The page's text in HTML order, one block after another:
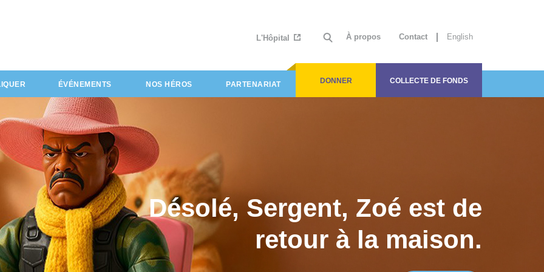
À propos Contact English
L'Hôpital
DONNER COLLECTE DE FONDS
ÉVÉNEMENTS NOS HÉROS PARTENARIAT
Désolé, Sergent, Zoé est de
retour à la maison.